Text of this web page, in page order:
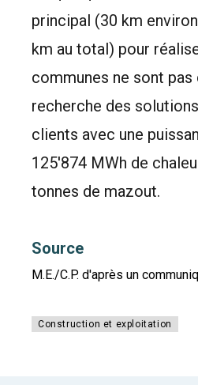
principal (30 km
km au total) pour
communes ne sont
recherche des
clients avec une
125'874 MWh de
tonnes de mazout.
Source
M.E./C.P. d'après un
Construction et exploitation